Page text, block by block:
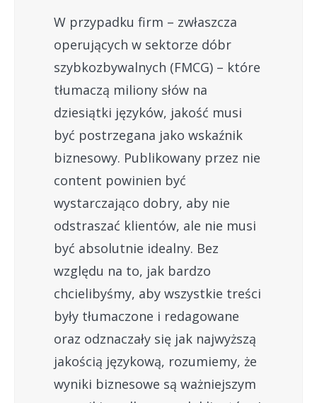
W przypadku firm – zwłaszcza
operujących w sektorze dóbr
szybkozbywalnych (FMCG) – które
tłumaczą miliony słów na
dziesiątki języków, jakość musi
być postrzegana jako wskaźnik
biznesowy. Publikowany przez nie
content powinien być
wystarczająco dobry, aby nie
odstraszać klientów, ale nie musi
być absolutnie idealny. Bez
względu na to, jak bardzo
chcielibyśmy, aby wszystkie treści
były tłumaczone i redagowane
oraz odznaczały się jak najwyższą
jakością językową, rozumiemy, że
wyniki biznesowe są ważniejszym